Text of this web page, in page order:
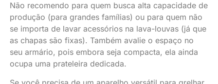
Não recomendo para quem busca alta capacidade de
produção (para grandes famílias) ou para quem não
se importa de lavar acessórios na lava-louvas (já que
as chapas são fixas). Também avalie o espaço no
seu armário, pois embora seja compacta, ela ainda
ocupa uma prateleira dedicada.